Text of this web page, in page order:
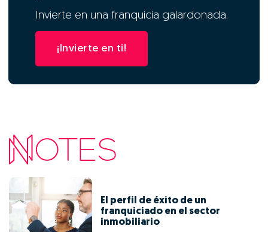
Invierte en una franquicia galardonada.
¡Invierte en ti!
El perfil de éxito de un
franquiciado en el sector
inmobiliario